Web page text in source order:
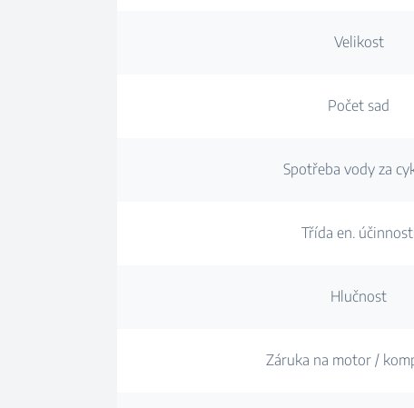
Velikost
Počet sad
Spotřeba vody za
Třída en.
Hlučnost
Záruka na motor /